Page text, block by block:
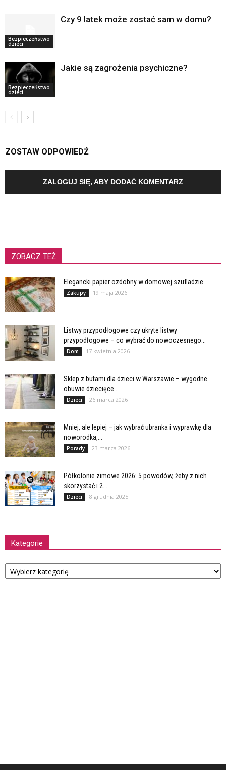
Bezpieczeństwo
dzieci
Czy 9 latek może zostać sam w domu?
Bezpieczeństwo
dzieci
Jakie są zagrożenia psychiczne?
ZOSTAW ODPOWIEDŹ
ZALOGUJ SIĘ, ABY DODAĆ KOMENTARZ
ZOBACZ TEŻ
Elegancki papier ozdobny w domowej szufladzie
Zakupy 19 maja 2026
Listwy przypodłogowe czy ukryte listwy
przypodłogowe – co wybrać do nowoczesnego...
Dom 17 kwietnia 2026
Sklep z butami dla dzieci w Warszawie – wygodne
obuwie dziecięce...
Dzieci 26 marca 2026
Mniej, ale lepiej – jak wybrać ubranka i wyprawkę dla
noworodka,...
Porady 23 marca 2026
Półkolonie zimowe 2026: 5 powodów, żeby z nich
skorzystać i 2...
Dzieci 8 grudnia 2025
Kategorie
Kategorie